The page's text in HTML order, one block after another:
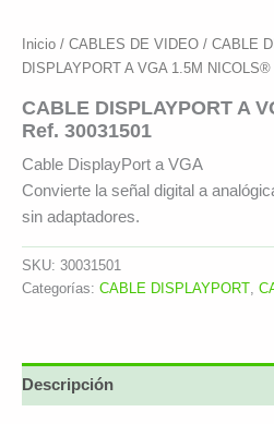
Inicio / CABLES DE VIDEO / CABLE
DISPLAYPORT A VGA 1.5M
CABLE DISPLAYPORT A
Ref. 30031501
Cable DisplayPort a VGA
Convierte la señal digital a
sin adaptadores.
SKU: 30031501
Categorías: CABLE DISPLAYPORT,
Descripción